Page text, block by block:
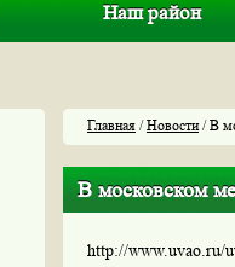
Наш район
Главная /Новости/ В
В московском
http://www.uvao.ru/